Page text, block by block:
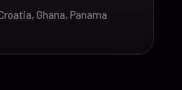
Ghana, Panama